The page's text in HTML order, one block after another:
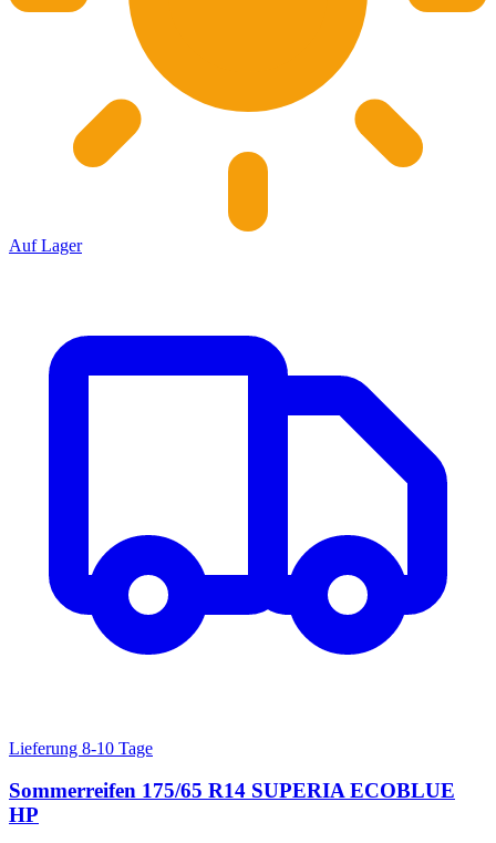
Auf Lager
Lieferung 8-10 Tage
Sommerreifen 175/65 R14 SUPERIA ECOBLUE
HP